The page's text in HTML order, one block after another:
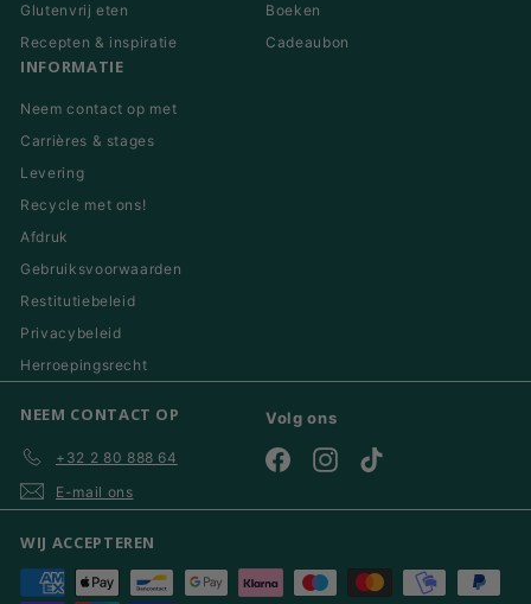
Glutenvrij eten
Recepten & inspiratie
Boeken
Cadeaubon
INFORMATIE
Neem contact op met
Carrières & stages
Levering
Recycle met ons!
Afdruk
Gebruiksvoorwaarden
Restitutiebeleid
Privacybeleid
Herroepingsrecht
NEEM CONTACT OP
+32 2 80 888 64
E-mail ons
Volg ons
FacebookInstagram
WIJ ACCEPTEREN